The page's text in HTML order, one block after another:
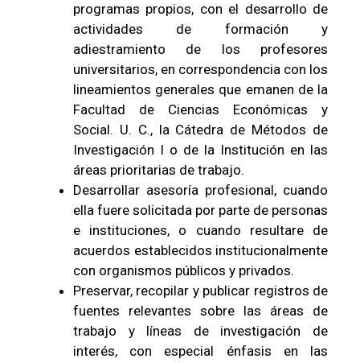
programas propios, con el desarrollo de
actividades de formación y
adiestramiento de los profesores
universitarios, en correspondencia con los
lineamientos generales que emanen de la
Facultad de Ciencias Económicas y
Social. U. C., la Cátedra de Métodos de
Investigación I o de la Institución en las
áreas prioritarias de trabajo.
Desarrollar asesoría profesional, cuando
ella fuere solicitada por parte de personas
e instituciones, o cuando resultare de
acuerdos establecidos institucionalmente
con organismos públicos y privados.
Preservar, recopilar y publicar registros de
fuentes relevantes sobre las áreas de
trabajo y líneas de investigación de
interés, con especial énfasis en las